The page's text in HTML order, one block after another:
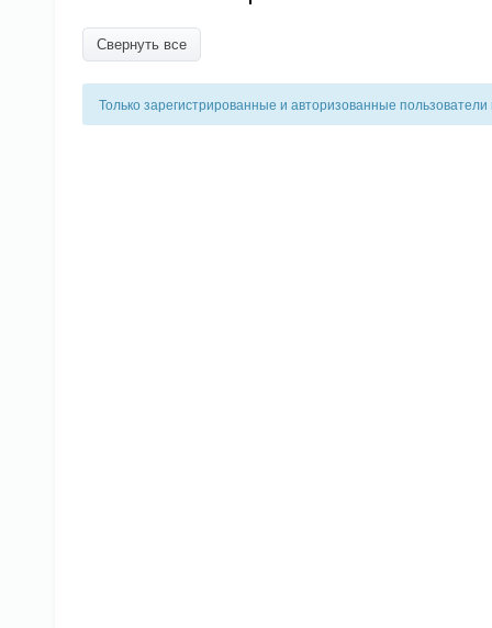
Свернуть все
Только зарегистрированные и авторизованные